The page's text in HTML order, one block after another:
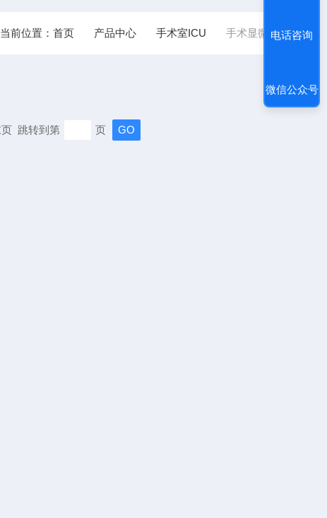
当前位置： 首页 产品中心 手术室ICU 手术显微镜
跳转到第 页
电话咨询
微信公众号